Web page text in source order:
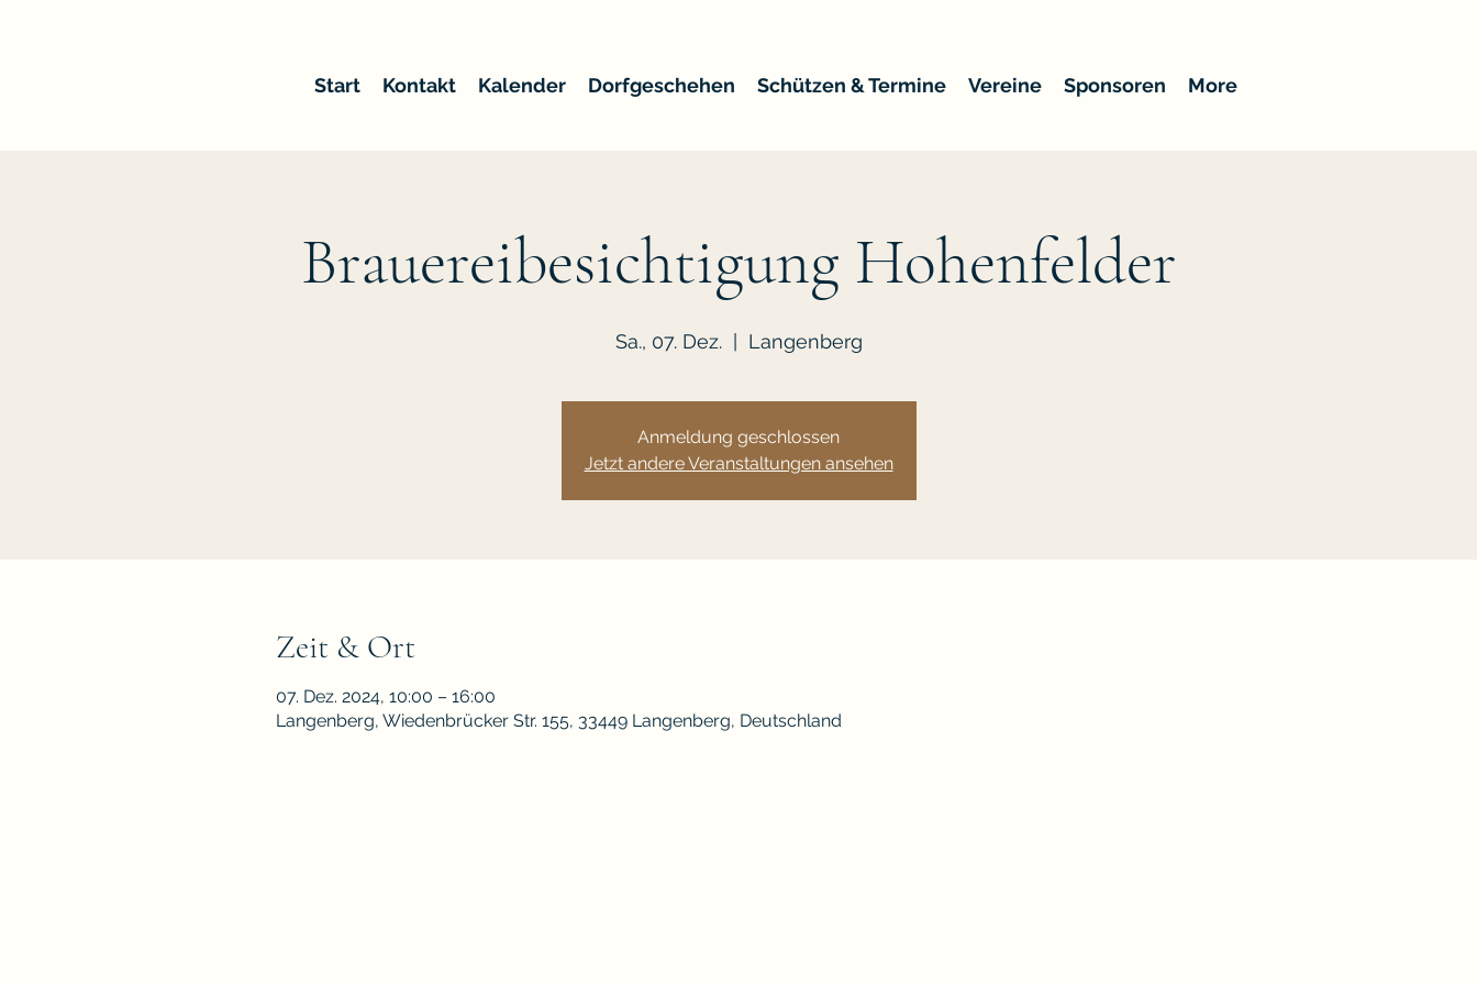
Start Kontakt Kalender Dorfgeschehen Schützen & Termine Vereine Sponsoren More
Brauereibesichtigung Hohenfelder
Sa., 07. Dez.
  |
Langenberg
Anmeldung geschlossen
Jetzt andere Veranstaltungen ansehen
Zeit & Ort
07. Dez. 2024, 10:00 – 16:00
Langenberg, Wiedenbrücker Str. 155, 33449 Langenberg, Deutschland